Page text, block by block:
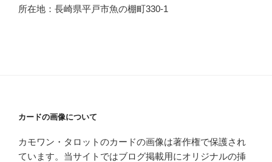
所在地：長崎県平戸市魚の棚町330-1
カードの画像について
カモワン・タロットのカードの画像は著作権で保護され
ています。当サイトではブログ掲載用にオリジナルの挿